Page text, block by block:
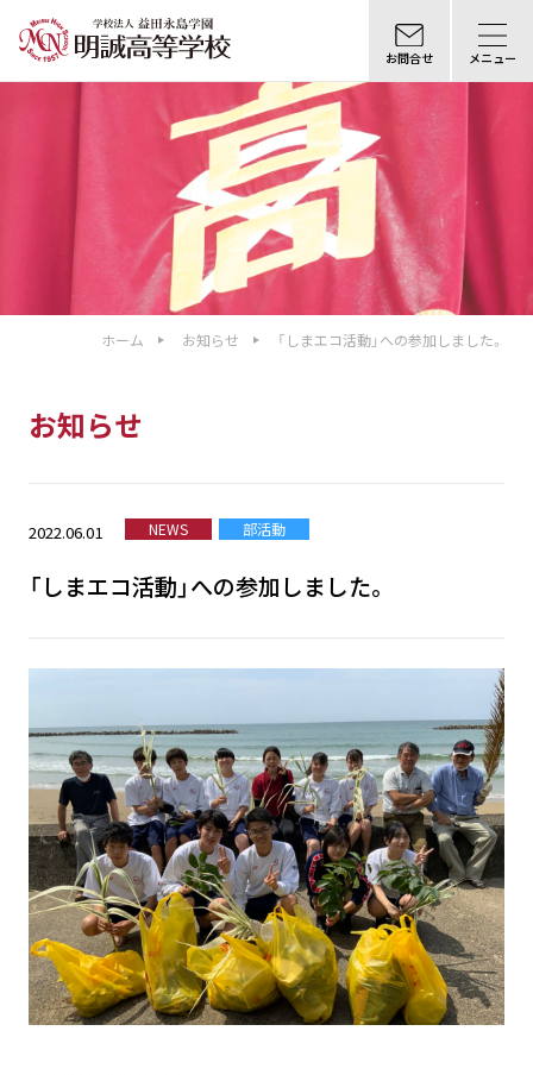
お問合せ メニュー
ホーム お知らせ 「しまエコ活動」への参加しました。
お知らせ
2022.06.01 NEWS 部活動
「しまエコ活動」への参加しました。